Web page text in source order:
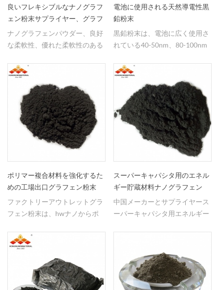
良いフレキシブルなナノグラフ
ェン粉末サプライヤー、グラフ
ェンパウダーメーカー
ナノグラフェンパウダー、良好
な柔軟性、優れた柔軟性のある
有する。
電池に使用される天然導電性黒
鉛粉末
黒鉛粉末は、電池に広く使用さ
れている40-50nm、80-100nm
99.95％の純度で入手可能であ
る。
ポリマー複合材料を強化するた
めの工場出口グラフェン粉末
ファクトリーアウトレットグラ
フェン粉末は、hwナノからポ
ができる。
スーパーキャパシタ用のエネル
ギー貯蔵材料ナノグラフェン
中国メーカーとサプライヤース
ーパーキャパシタ用エネルギー